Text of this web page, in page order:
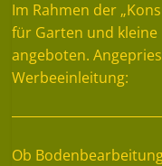
Im Rahmen der
für Garten und
angeboten.
Werbeeinleitung:
Ob